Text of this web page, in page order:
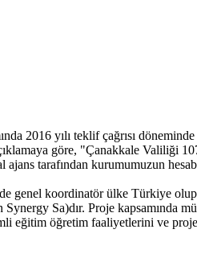
2016 yılı teklif çağrısı
göre, "Çanakkale Valiliği
tarafından kurumumuzun
genel koordinatör ülke Türkiye
Sa)dır. Proje kapsamında
eğitim öğretim faaliyetlerini ve